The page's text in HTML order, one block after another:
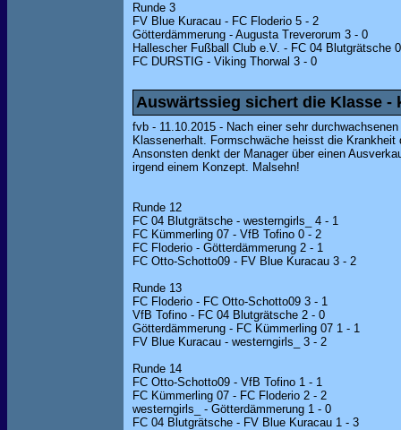
Runde 3
FV Blue Kuracau - FC Floderio 5 - 2
Götterdämmerung - Augusta Treverorum 3 - 0
Hallescher Fußball Club e.V. - FC 04 Blutgrätsche
FC DURSTIG - Viking Thorwal 3 - 0
Auswärtssieg sichert die Klasse -
fvb - 11.10.2015 - Nach einer sehr
Klassenerhalt. Formschwäche heisst die
Ansonsten denkt der Manager über einen
irgend einem Konzept. Malsehn!
Runde 12
FC 04 Blutgrätsche - westerngirls_ 4 - 1
FC Kümmerling 07 - VfB Tofino 0 - 2
FC Floderio - Götterdämmerung 2 - 1
FC Otto-Schotto09 - FV Blue Kuracau 3 - 2
Runde 13
FC Floderio - FC Otto-Schotto09 3 - 1
VfB Tofino - FC 04 Blutgrätsche 2 - 0
Götterdämmerung - FC Kümmerling 07 1 - 1
FV Blue Kuracau - westerngirls_ 3 - 2
Runde 14
FC Otto-Schotto09 - VfB Tofino 1 - 1
FC Kümmerling 07 - FC Floderio 2 - 2
westerngirls_ - Götterdämmerung 1 - 0
FC 04 Blutgrätsche - FV Blue Kuracau 1 - 3